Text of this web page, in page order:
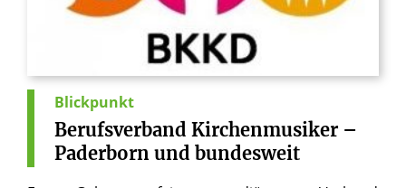
Blickpunkt
Berufsverband Kirchenmusiker –
Paderborn und bundesweit